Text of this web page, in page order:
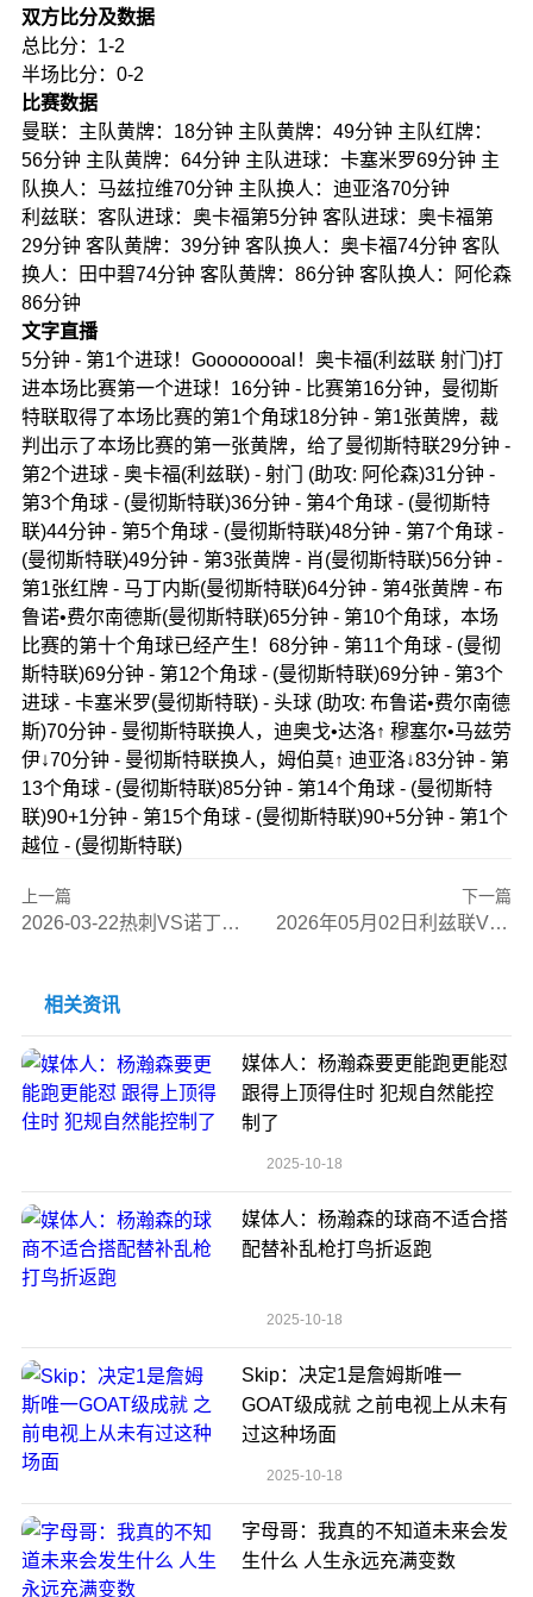
双方比分及数据
总比分：1-2
半场比分：0-2
比赛数据
曼联：主队黄牌：18分钟 主队黄牌：49分钟 主队红牌：
56分钟 主队黄牌：64分钟 主队进球：卡塞米罗69分钟 主
队换人：马兹拉维70分钟 主队换人：迪亚洛70分钟
利兹联：客队进球：奥卡福第5分钟 客队进球：奥卡福第
29分钟 客队黄牌：39分钟 客队换人：奥卡福74分钟 客队
换人：田中碧74分钟 客队黄牌：86分钟 客队换人：阿伦森
86分钟
文字直播
5分钟 - 第1个进球！Goooooooal！奥卡福(利兹联 射门)打
进本场比赛第一个进球！16分钟 - 比赛第16分钟，曼彻斯
特联取得了本场比赛的第1个角球18分钟 - 第1张黄牌，裁
判出示了本场比赛的第一张黄牌，给了曼彻斯特联29分钟 -
第2个进球 - 奥卡福(利兹联) - 射门 (助攻: 阿伦森)31分钟 -
第3个角球 - (曼彻斯特联)36分钟 - 第4个角球 - (曼彻斯特
联)44分钟 - 第5个角球 - (曼彻斯特联)48分钟 - 第7个角球 -
(曼彻斯特联)49分钟 - 第3张黄牌 - 肖(曼彻斯特联)56分钟 -
第1张红牌 - 马丁内斯(曼彻斯特联)64分钟 - 第4张黄牌 - 布
鲁诺•费尔南德斯(曼彻斯特联)65分钟 - 第10个角球，本场
比赛的第十个角球已经产生！68分钟 - 第11个角球 - (曼彻
斯特联)69分钟 - 第12个角球 - (曼彻斯特联)69分钟 - 第3个
进球 - 卡塞米罗(曼彻斯特联) - 头球 (助攻: 布鲁诺•费尔南德
斯)70分钟 - 曼彻斯特联换人，迪奥戈•达洛↑ 穆塞尔•马兹劳
伊↓70分钟 - 曼彻斯特联换人，姆伯莫↑ 迪亚洛↓83分钟 - 第
13个角球 - (曼彻斯特联)85分钟 - 第14个角球 - (曼彻斯特
联)90+1分钟 - 第15个角球 - (曼彻斯特联)90+5分钟 - 第1个
越位 - (曼彻斯特联)
上一篇
2026-03-22热刺VS诺丁汉森林全场比赛录像回放
下一篇
2026年05月02日利兹联VS伯恩利全场比赛录像回放
相关资讯
媒体人：杨瀚森要更能跑更能怼
跟得上顶得住时 犯规自然能控
制了
2025-10-18
媒体人：杨瀚森的球商不适合搭
配替补乱枪打鸟折返跑
2025-10-18
Skip：决定1是詹姆斯唯一
GOAT级成就 之前电视上从未有
过这种场面
2025-10-18
字母哥：我真的不知道未来会发
生什么 人生永远充满变数